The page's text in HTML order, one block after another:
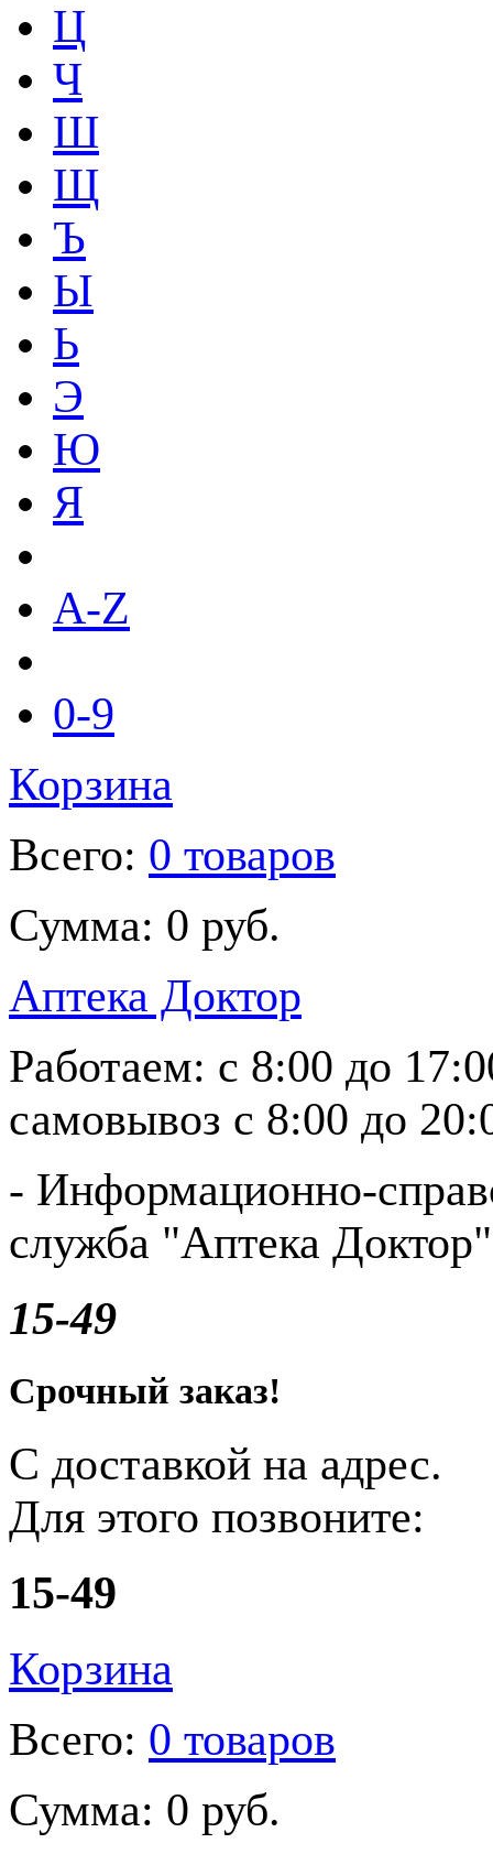
Ц
Ч
Ш
Щ
Ъ
Ы
Ь
Э
Ю
Я
A-Z
0-9
Корзина
Всего: 0 товаров
Сумма: 0 руб.
Аптека Доктор
Работаем: с 8:00 до
самовывоз с 8:00 до
- Информационно-
служба "Аптека
15-49
Срочный заказ!
С доставкой на адрес.
Для этого позвоните:
15-49
Корзина
Всего: 0 товаров
Сумма: 0 руб.